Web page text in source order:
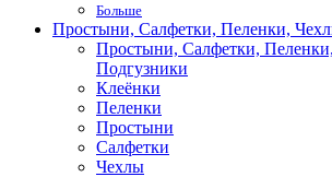
Больше
Простыни, Салфетки, Пеленки,
Простыни, Салфетки,
Подгузники
Клеёнки
Пеленки
Простыни
Салфетки
Чехлы